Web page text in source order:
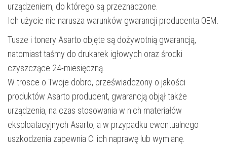
urządzeniem, do którego są przeznaczone.
Ich użycie nie narusza warunków gwarancji producenta OEM.
Tusze i tonery Asarto objęte są dożywotnią gwarancją,
natomiast taśmy do drukarek igłowych oraz środki
czyszczące 24-miesięczną.
W trosce o Twoje dobro, przeświadczony o jakości
produktów Asarto producent, gwarancją objął także
urządzenia, na czas stosowania w nich materiałów
eksploatacyjnych Asarto, a w przypadku ewentualnego
uszkodzenia zapewnia Ci ich naprawę lub wymianę.